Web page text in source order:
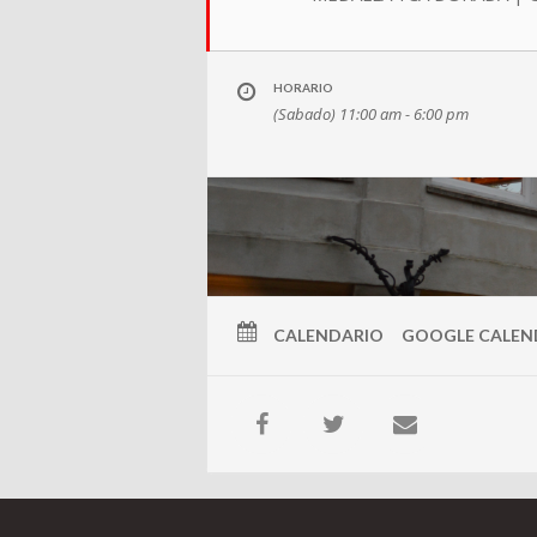
HORARIO
(Sabado) 11:00 am - 6:00 pm
CALENDARIO GOOGLE